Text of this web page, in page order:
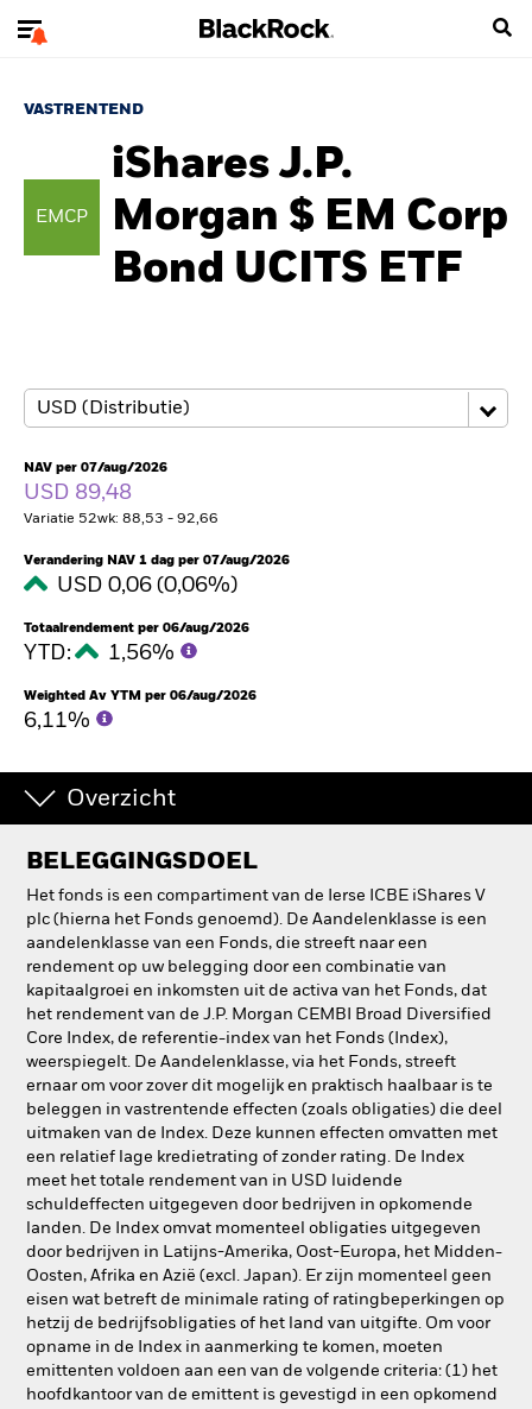
VASTRENTEND
EMCP
iShares J.P.
Morgan $ EM Corp
Bond UCITS ETF
NAV per 07/aug/2026
USD 89,48
Variatie 52wk: 88,53 - 92,66
Verandering NAV 1 dag per 07/aug/2026
USD 0,06 (0,06%)
Totaalrendement per 06/aug/2026
YTD: 1,56%
Weighted Av YTM per 06/aug/2026
6,11%
Overzicht
BELEGGINGSDOEL
Het fonds is een compartiment van de Ierse ICBE iShares V
plc (hierna het Fonds genoemd). De Aandelenklasse is een
aandelenklasse van een Fonds, die streeft naar een
rendement op uw belegging door een combinatie van
kapitaalgroei en inkomsten uit de activa van het Fonds, dat
het rendement van de J.P. Morgan CEMBI Broad Diversified
Core Index, de referentie-index van het Fonds (Index),
weerspiegelt. De Aandelenklasse, via het Fonds, streeft
ernaar om voor zover dit mogelijk en praktisch haalbaar is te
beleggen in vastrentende effecten (zoals obligaties) die deel
uitmaken van de Index. Deze kunnen effecten omvatten met
een relatief lage kredietrating of zonder rating. De Index
meet het totale rendement van in USD luidende
schuldeffecten uitgegeven door bedrijven in opkomende
landen. De Index omvat momenteel obligaties uitgegeven
door bedrijven in Latijns-Amerika, Oost-Europa, het Midden-
Oosten, Afrika en Azië (excl. Japan). Er zijn momenteel geen
eisen wat betreft de minimale rating of ratingbeperkingen op
hetzij de bedrijfsobligaties of het land van uitgifte. Om voor
opname in de Index in aanmerking te komen, moeten
emittenten voldoen aan een van de volgende criteria: (1) het
hoofdkantoor van de emittent is gevestigd in een opkomend